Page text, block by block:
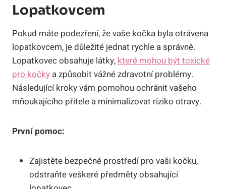
Lopatkovcem
Pokud máte podezření, že vaše kočka byla otrávena
lopatkovcem, je důležité jednat rychle a správně.
Lopatkovec obsahuje látky,které mohou být toxické
pro kočky a způsobit vážné zdravotní problémy.
Následující kroky vám pomohou ochránit vašeho
mňoukajícího přítele a minimalizovat riziko otravy.
První pomoc:
Zajistěte bezpečné prostředí pro vaši kočku,
odstraňte veškeré předměty obsahující